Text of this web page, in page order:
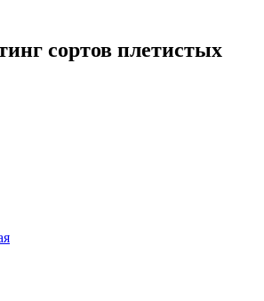
сортов плетистых